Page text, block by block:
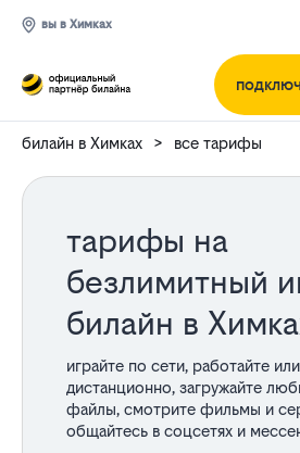
вы в Химках
билайн в Химках все тарифы
тарифы на
безлимитный
билайн в
играйте по сети, работайте
дистанционно, загружайте
файлы, смотрите фильмы и
общайтесь в соцсетях и